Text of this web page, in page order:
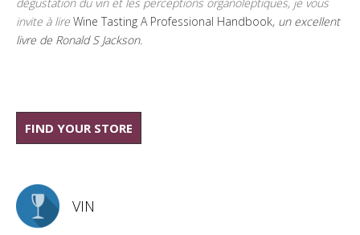
invite à lire Wine Tasting A Professional Handbook, un excellent
livre de Ronald S Jackson.
FIND YOUR STORE
VIN